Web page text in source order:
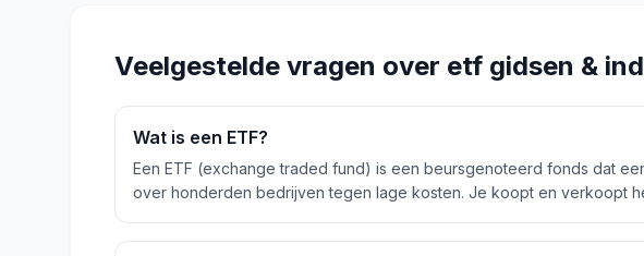
Veelgestelde vragen over etf gidsen &
Wat is een ETF?
Een ETF (exchange traded fund) is een beursgenoteerd fonds dat
over honderden bedrijven tegen lage kosten. Je koopt en verkoopt